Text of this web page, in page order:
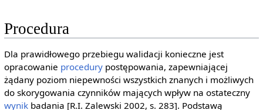
Procedura
Dla prawidłowego przebiegu walidacji konieczne jest
opracowanie procedurypostępowania, zapewniającej
żądany poziom niepewności wszystkich znanych i możliwych
do skorygowania czynników mających wpływ na ostateczny
wynikbadania [R.I. Zalewski 2002, s. 283]. Podstawą